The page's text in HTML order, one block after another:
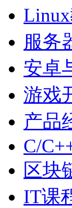
服务
安卓
游戏
产品
C/
区块
IT课